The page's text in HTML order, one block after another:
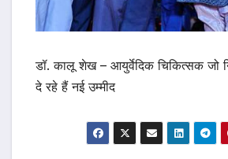
डॉ. कालू शेख – आयुर्वेदिक चिकित्सक जो
दे रहे हैं नई उम्मीद